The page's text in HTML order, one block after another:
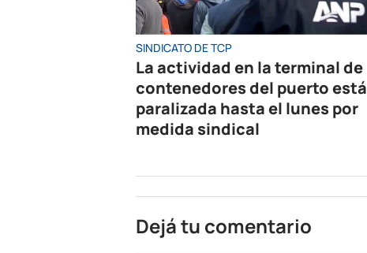
SINDICATO DE TCP
La actividad en la terminal de
contenedores del puerto está
paralizada hasta el lunes por
medida sindical
Dejá tu comentario